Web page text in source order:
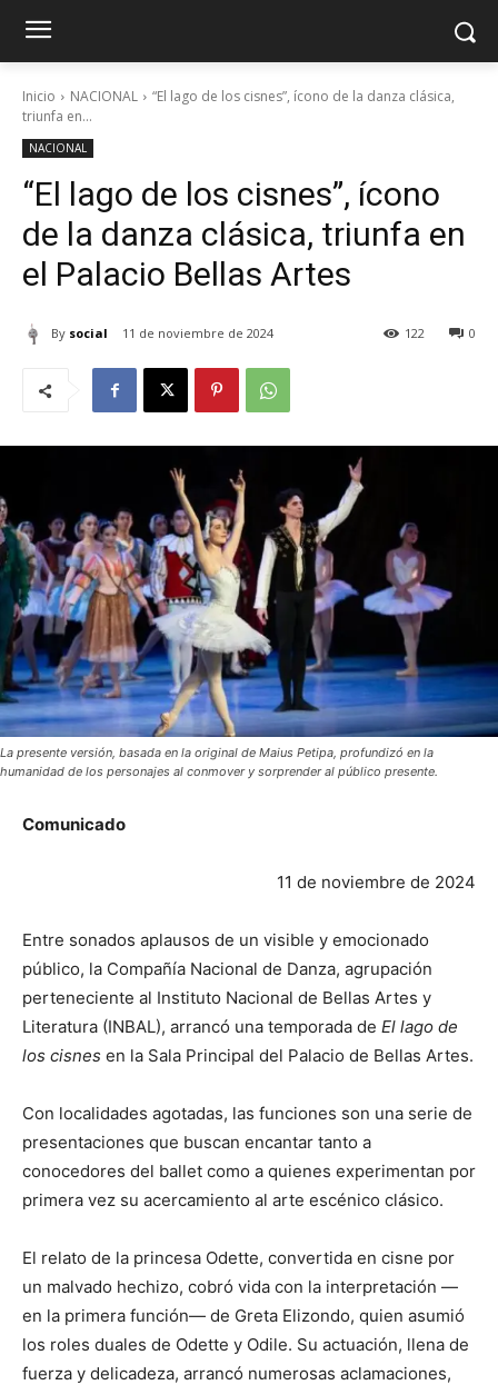
Inicio NACIONAL
“El lago de los cisnes”, ícono de la danza clásica,
triunfa en...
NACIONAL
“El lago de los cisnes”, ícono
de la danza clásica, triunfa en
el Palacio Bellas Artes
By social 11 de noviembre de 2024 0
122
La presente versión, basada en la original de Maius Petipa, profundizó en la
humanidad de los personajes al conmover y sorprender al público presente.
Comunicado
11 de noviembre de 2024
Entre sonados aplausos de un visible y emocionado
público, la Compañía Nacional de Danza, agrupación
perteneciente al Instituto Nacional de Bellas Artes y
Literatura (INBAL), arrancó una temporada de El lago de
los cisnes en la Sala Principal del Palacio de Bellas Artes.
Con localidades agotadas, las funciones son una serie de
presentaciones que buscan encantar tanto a
conocedores del ballet como a quienes experimentan por
primera vez su acercamiento al arte escénico clásico.
El relato de la princesa Odette, convertida en cisne por
un malvado hechizo, cobró vida con la interpretación —
en la primera función— de Greta Elizondo, quien asumió
los roles duales de Odette y Odile. Su actuación, llena de
fuerza y delicadeza, arrancó numerosas aclamaciones,